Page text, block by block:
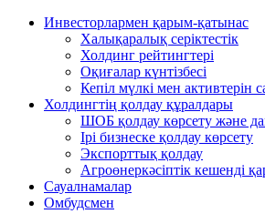
Инвесторлармен қарым-қатынас
Халықаралық серіктестік
Холдинг рейтингтері
Оқиғалар күнтізбесі
Кепіл мүлкі мен активтерін
Холдингтің қолдау құралдары
ШОБ қолдау көрсету және
Ірі бизнеске қолдау көрсету
Экспорттық қолдау
Агроөнеркәсіптік кешенді
Сауалнамалар
Омбудсмен